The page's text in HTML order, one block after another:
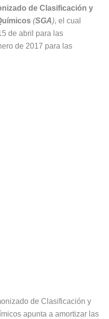
de Clasificación y
(SGA), el cual
de abril para las
de 2017 para las
de Clasificación y
apunta a amortizar las